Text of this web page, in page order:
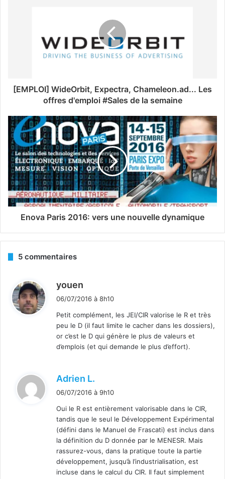
[EMPLOI] WideOrbit, Expectra, Chameleon.ad... Les
offres d'emploi #Sales de la semaine
Enova Paris 2016: vers une nouvelle dynamique
5 commentaires
youen
i
:
06/07/2016 à 8h10
Petit complément, les JEI/CIR valorise le R et très
peu le D (il faut limite le cacher dans les dossiers),
or c’est le D qui génère le plus de valeurs et
d’emplois (et qui demande le plus d’effort).
Adrien L.
i
:
06/07/2016 à 9h10
Oui le R est entièrement valorisable dans le CIR,
tandis que le seul le Développement Expérimental
(défini dans le Manuel de Frascati) est inclus dans
la définition du D donnée par le MENESR. Mais
rassurez-vous, dans la pratique toute la partie
développement, jusqu’à l’industrialisation, est
incluse dans le calcul du CIR. Il faut simplement